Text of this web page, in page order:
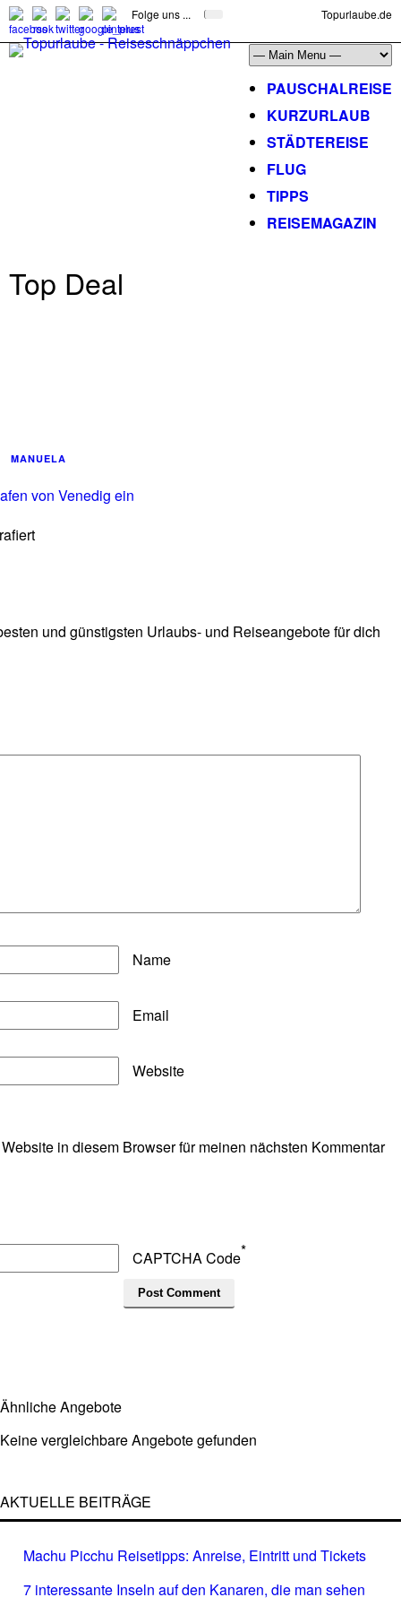
Folge uns ... Topurlaube.de
PAUSCHALREISE
KURZURLAUB
STÄDTEREISE
FLUG
TIPPS
REISEMAGAZIN
Top Deal
MANUELA
und günstigsten Urlaubs- und Reiseangebote für dich
Name
Email
Website
in diesem Browser für meinen nächsten Kommentar
CAPTCHA Code*
Ähnliche Angebote
Keine vergleichbare Angebote gefunden
AKTUELLE BEITRÄGE
Machu Picchu Reisetipps: Anreise, Eintritt und Tickets
7 interessante Inseln auf den Kanaren, die man sehen